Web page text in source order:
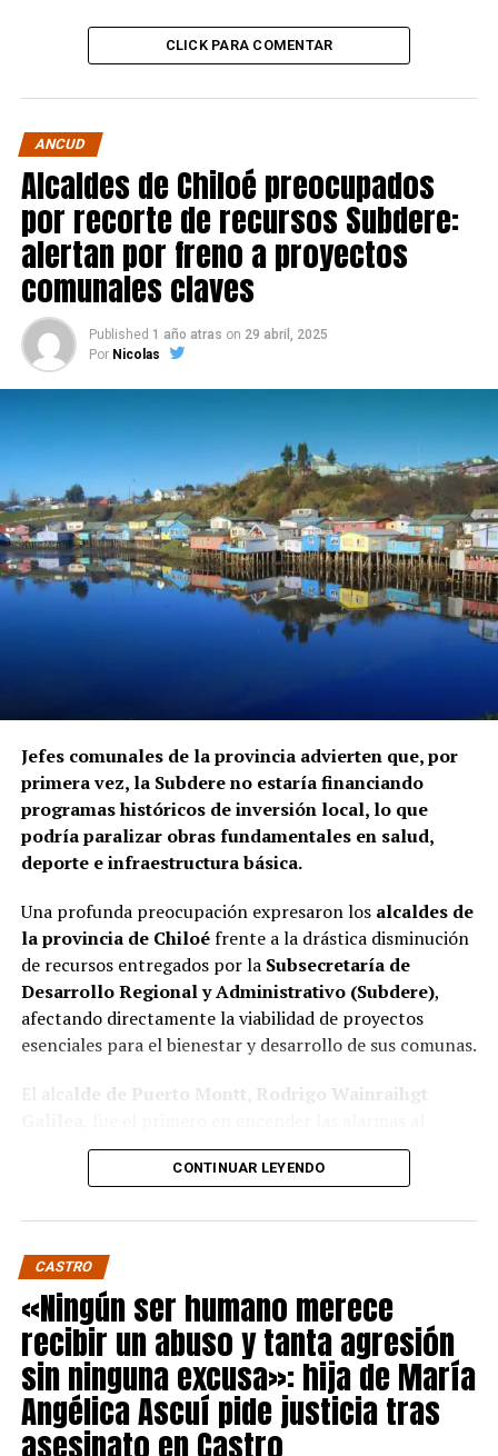
CLICK PARA COMENTAR
ANCUD
Alcaldes de Chiloé preocupados
por recorte de recursos Subdere:
alertan por freno a proyectos
comunales claves
Published 1 año atras on 29 abril, 2025
Por Nicolas
Jefes comunales de la provincia advierten que, por
primera vez, la Subdere no estaría financiando
programas históricos de inversión local, lo que
podría paralizar obras fundamentales en salud,
deporte e infraestructura básica.
Una profunda preocupación expresaron los alcaldes de
la provincia de Chiloéfrente a la drástica disminución
de recursos entregados por la Subsecretaría de
Desarrollo Regional y Administrativo (Subdere),
afectando directamente la viabilidad de proyectos
esenciales para el bienestar y desarrollo de sus comunas.
El alca lde de Puerto Montt, Rodrigo Wainraihgt
denunciar públicamente que la Subdere no cuenta con
fondos para financiar iniciativas del Programa de
Mejoramiento de Barrios (PMB), a pesar de que muchas
ya estaban declaradas elegibles.
historia, la Subdere no tiene recursos para estos
programas fundamentales”, afirmó el edil de la capital
regional de Los Lagos.
Sus pares de Chiloé respaldaron sus declaraciones,
manifestando su inquietud por el impacto que esta
situación tendrá en sus comunas.
CONTINUAR LEYENDO
CASTRO
«Ningún ser humano merece
recibir un abuso y tanta agresión
sin ninguna excusa»: hija de María
Angélica Ascuí pide justicia tras
asesinato en Castro